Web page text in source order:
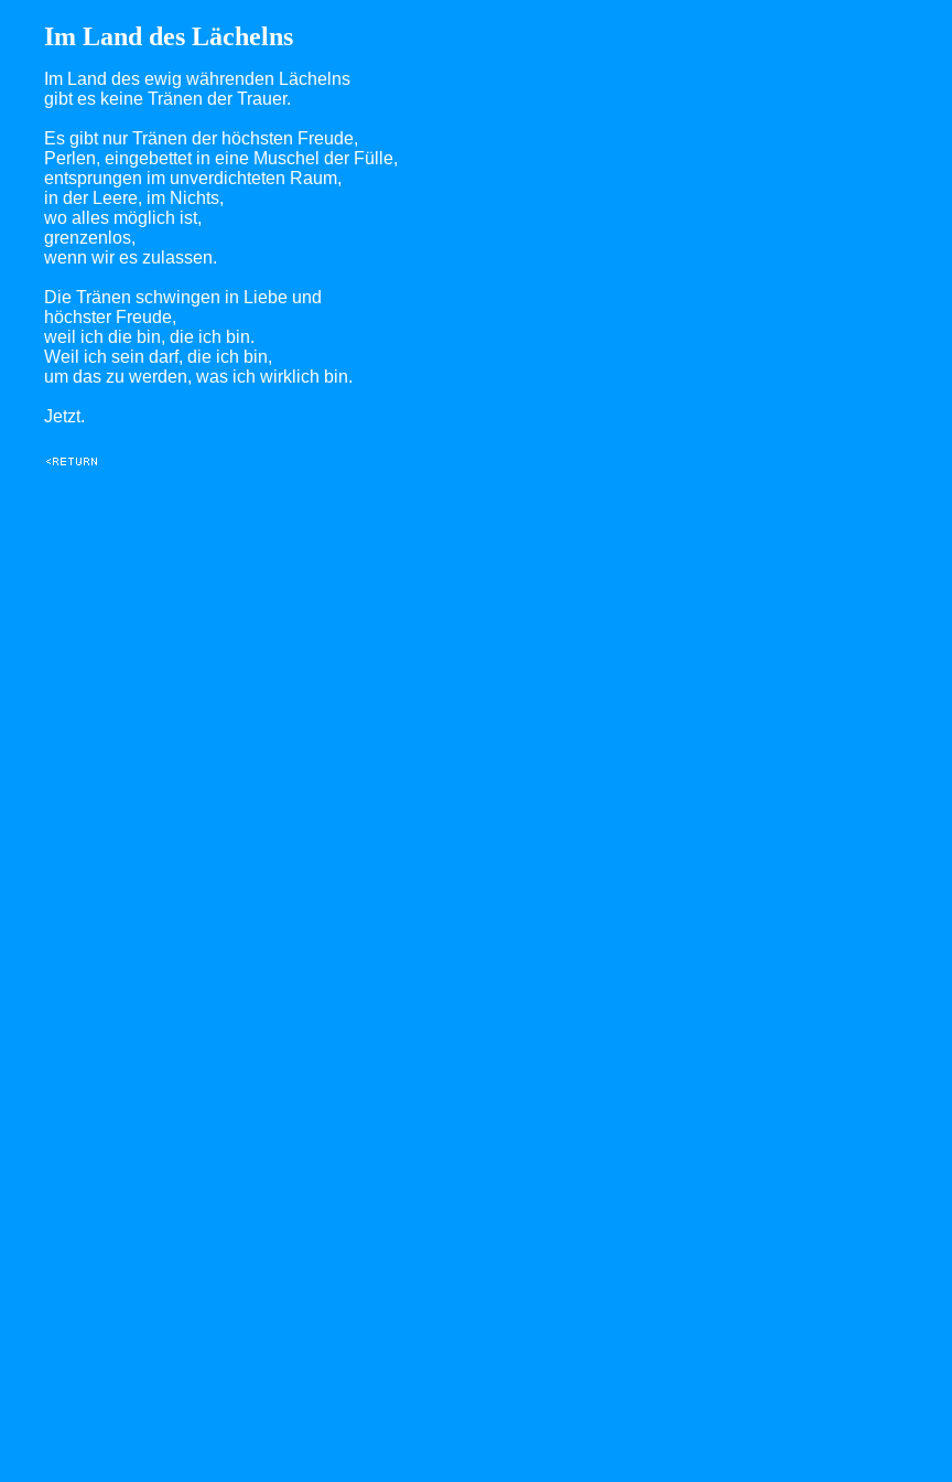
Im Land des Lächelns
Im Land des ewig währenden Lächelns
gibt es keine Tränen der Trauer.
Es gibt nur Tränen der höchsten Freude,
Perlen, eingebettet in eine Muschel der Fülle,
entsprungen im unverdichteten Raum,
in der Leere, im Nichts,
wo alles möglich ist,
grenzenlos,
wenn wir es zulassen.
Die Tränen schwingen in Liebe und
höchster Freude,
weil ich die bin, die ich bin.
Weil ich sein darf, die ich bin,
um das zu werden, was ich wirklich bin.
Jetzt.